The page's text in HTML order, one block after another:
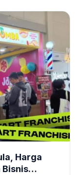
Harga
Bisnis